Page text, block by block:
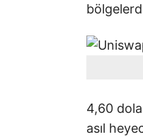
4,60
asıl